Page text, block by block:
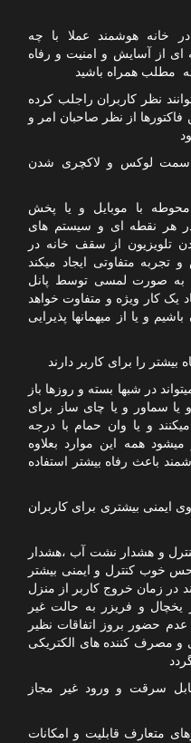
در خانه هوشمند عملا با چه
از آسایش و امنیت و رفاه
مطلب همراه باشید
نظر کاربران راجلب کرده
از نظر صاحبان امر و
سمت لوکس و لاکچری شدن
محوطه با موبایل و یا پخش
هر نقطه ای و سیستم های
تلویزیون از سقف خانه در
متفاوتی ایجاد میکند
به صورت لمسی توسط پانل
یک کار ویژه و متفاوت خواهد
و یا از میهمانها پذیرایی
در شبها بسته و روزها باز
سماور و یا چای ساز برای
و یا وان حمام با درجه
همه این موارد بعلاوه
باعث رفاه بیشتر استفاده
ایمنی بیشتری برای کاربران
و هشدار نشت آب ،هشدار
خوب کنترل و ایمنی بیشتر
در زمان خروج کاربر از منزل
یخچال و فریزر به حالت غیر
حضور بروز اتفاقات نظیر
و مصرف کننده های الکتریکی
سرقت و ورود غیر مجاز
متعارف قابلیت و امکانات